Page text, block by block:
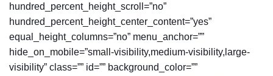
hundred_percent_height_scroll=”no”
hundred_percent_height_center_content=”yes”
equal_height_columns=”no” menu_anchor=””
hide_on_mobile=”small-visibility,medium-visibility,large-
visibility” class=”” id=”” background_color=””